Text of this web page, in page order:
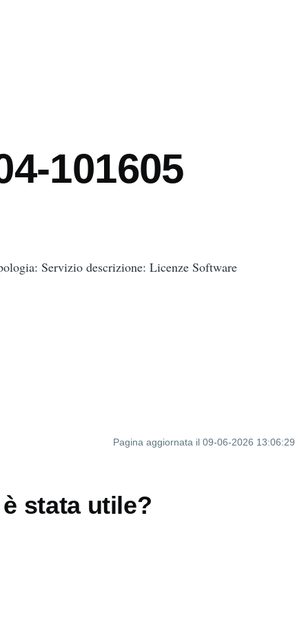
101605
Servizio descrizione: Licenze Software
Pagina aggiornata il 09-06-2026 13:06:29
stata utile?